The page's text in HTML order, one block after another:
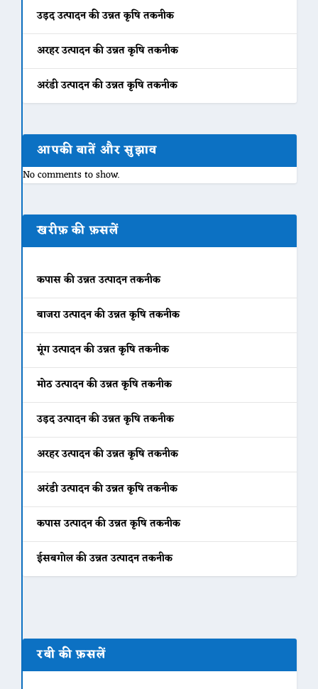
उड़द उत्पादन की उन्नत कृषि तकनीक
अरहर उत्पादन की उन्नत कृषि तकनीक
अरंडी उत्पादन की उन्नत कृषि तकनीक
आपकी बातें और सुझाव
No comments to show.
खरीफ़ की फ़सलें
कपास की उन्नत उत्पादन तकनीक
बाजरा उत्पादन की उन्नत कृषि तकनीक
मूंग उत्पादन की उन्नत कृषि तकनीक
मोठ उत्पादन की उन्नत कृषि तकनीक
उड़द उत्पादन की उन्नत कृषि तकनीक
अरहर उत्पादन की उन्नत कृषि तकनीक
अरंडी उत्पादन की उन्नत कृषि तकनीक
कपास उत्पादन की उन्नत कृषि तकनीक
ईसबगोल की उन्नत उत्पादन तकनीक
रबी की फ़सलें